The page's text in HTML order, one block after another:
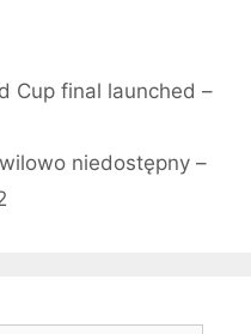
Cup final launched –
niedostępny –